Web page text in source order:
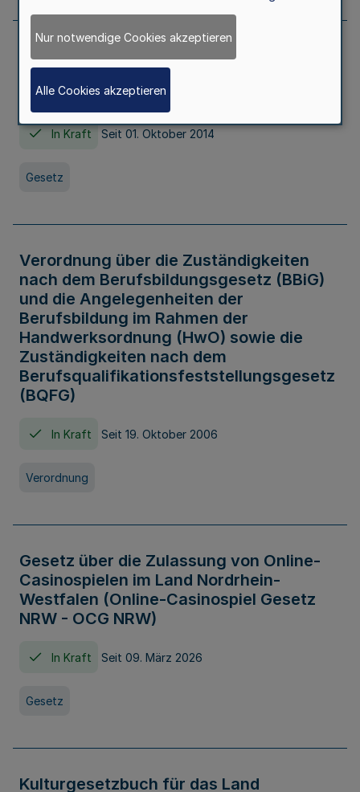
Gesetz über die Hochschulen des Landes
Nordrhein-Westfalen (Hochschulgesetz -
HG)
In Kraft Seit 01. Oktober 2014
Gesetz
Verordnung über die Zuständigkeiten
nach dem Berufsbildungsgesetz (BBiG)
und die Angelegenheiten der
Berufsbildung im Rahmen der
Handwerksordnung (HwO) sowie die
Zuständigkeiten nach dem
Berufsqualifikationsfeststellungsgesetz
(BQFG)
In Kraft Seit 19. Oktober 2006
Verordnung
Gesetz über die Zulassung von Online-
Casinospielen im Land Nordrhein-
Westfalen (Online-Casinospiel Gesetz
NRW - OCG NRW)
In Kraft Seit 09. März 2026
Gesetz
Kulturgesetzbuch für das Land
Nur notwendige Cookies akzeptieren
Alle Cookies akzeptieren